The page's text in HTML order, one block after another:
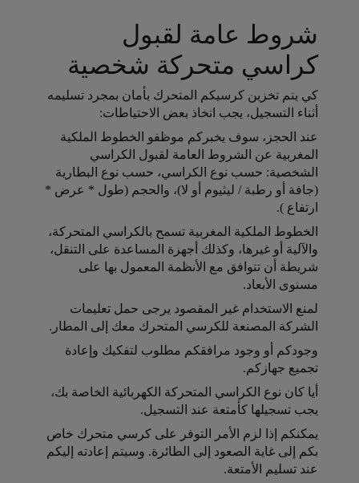
شروط عامة لقبول
كراسي متحركة شخصية
كي يتم تخزين كرسيكم المتحرك بأمان بمجرد تسليمه
أثناء التسجيل، يجب اتخاذ بعض الاحتياطات:
Open in a new window
عند الحجز، سوف يخبركم موظفو الخطوط الملكية
المغربية عن الشروط العامة لقبول الكراسي
الشخصية: حسب نوع الكراسي، حسب نوع البطارية
(جافة أو رطبة / ليثيوم أو لا)، والحجم (طول * عرض *
ارتفاع ).
Open in a new window
الخطوط الملكية المغربية تسمح بالكراسي المتحركة،
والآلية أو غيرها، وكذلك أجهزة المساعدة على التنقل،
شريطة أن تتوافق مع الأنظمة المعمول بها على
مسنوى الأبعاد.
Open in a new window
لمنع الاستخدام غير المقصود يرجى حمل تعليمات
الشركة المصنعة للكرسي المتحرك معك إلى المطار.
Open in a new window
وجودكم أو وجود مرافقكم مطلوب لتفكيك وإعادة
تجميع جهازكم.
Open in a new window
أيا كان نوع الكراسي المتحركة الكهربائية الخاصة بك،
يجب تسجيلها كأمتعة عند التسجيل.
Open in a new window
يمكنكم إذا لزم الأمر التوفر على كرسي متحرك خاص
بكم إلى غاية الصعود إلى الطائرة. وسيتم إعادته إليكم
عند تسليم الأمتعة.